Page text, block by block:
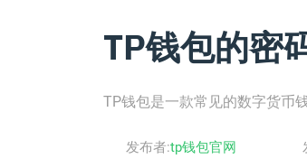
TP钱包的密
TP钱包是一款常见的数字货币
发布者:tp钱包官网